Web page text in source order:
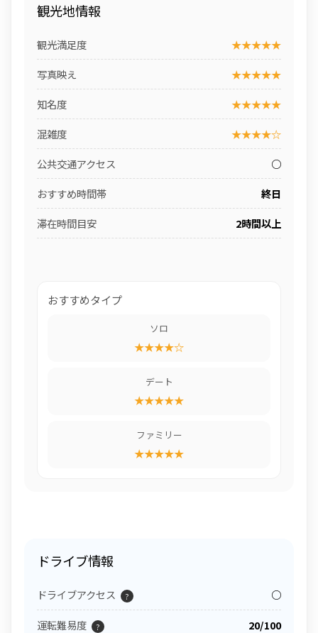
観光地情報
観光満足度
★★★★★
写真映え
★★★★★
知名度
★★★★★
混雑度
★★★★☆
公共交通アクセス
○
おすすめ時間帯
終日
滞在時間目安
2時間以上
おすすめタイプ
ソロ
★★★★☆
デート
★★★★★
ファミリー
★★★★★
ドライブ情報
ドライブアクセス ? ○
運転難易度 ? 20/100